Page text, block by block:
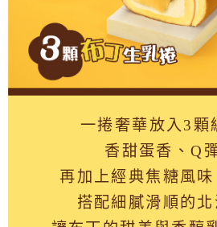
一捲奢華放入3顆
香甜蛋香、Q
再加上經典焦糖風
搭配細膩滑順的